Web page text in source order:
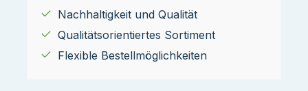
Nachhaltigkeit und Qualität
Qualitätsorientiertes Sortiment
Flexible Bestellmöglichkeiten